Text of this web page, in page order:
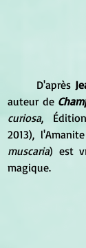
	D'après
auteur de
curiosa,
2013),
muscaria) est
magique.